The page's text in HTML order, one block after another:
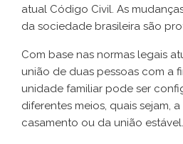
atual Código Civil. As
da sociedade brasileira são
Com base nas normas legais
união de duas pessoas com a
unidade familiar pode ser
diferentes meios, quais sejam,
casamento ou da união estável.